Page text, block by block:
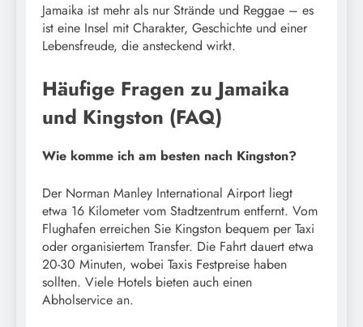
Jamaika ist mehr als nur Strände und Reggae – es
ist eine Insel mit Charakter, Geschichte und einer
Lebensfreude, die ansteckend wirkt.
Häufige Fragen zu Jamaika
und Kingston (FAQ)
Wie komme ich am besten nach Kingston?
Der Norman Manley International Airport liegt
etwa 16 Kilometer vom Stadtzentrum entfernt. Vom
Flughafen erreichen Sie Kingston bequem per Taxi
oder organisiertem Transfer. Die Fahrt dauert etwa
20-30 Minuten, wobei Taxis Festpreise haben
sollten. Viele Hotels bieten auch einen
Abholservice an.